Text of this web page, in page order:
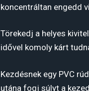
koncentráltan engedd
Törekedj a helyes
idővel komoly kárt
Kezdésnek egy PVC
utána fogj súlyt a